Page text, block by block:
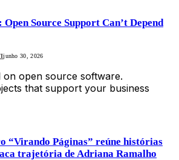
Source Support Can’t Depend
junho 30, 2026
on open source software.
that support your business
“Virando Páginas” reúne histórias
trajetória de Adriana Ramalho